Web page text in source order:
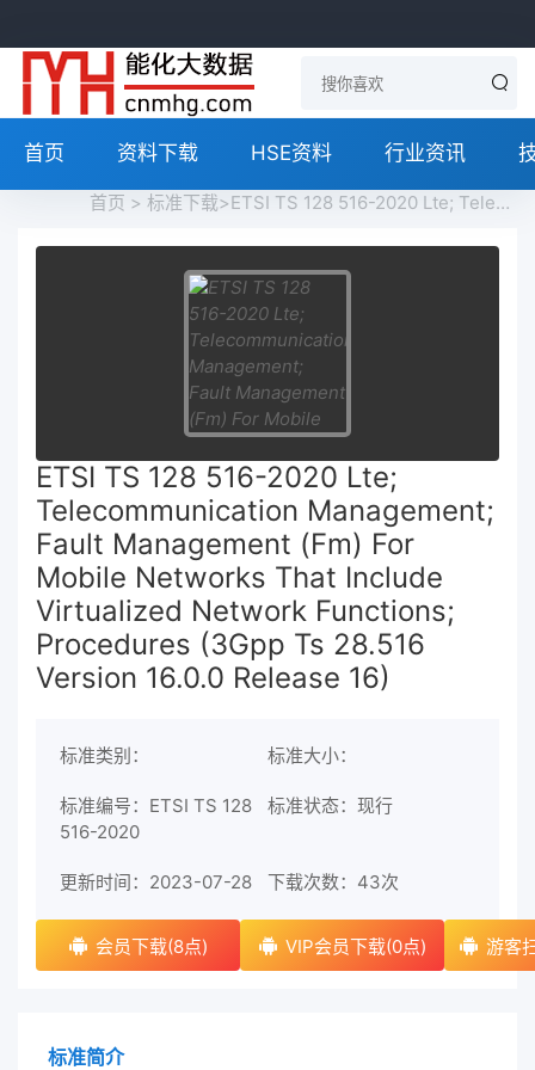
首页 资料下载 HSE资料 行业资讯
首页 > 标准下载>ETSI TS 128 516-2020 Lte; Telecommunication Management; Fault Management (Fm) For Mobile Networks That Include Virtualized Network Functions; Procedures (3Gpp Ts 28.516 Version 16.0.0 Release 16)免费下载
ETSI TS 128 516-2020 Lte;
Telecommunication Management;
Fault Management (Fm) For
Mobile Networks That Include
Virtualized Network Functions;
Procedures (3Gpp Ts 28.516
Version 16.0.0 Release 16)
标准类别： 标准大小：
标准编号：ETSI TS 128
516-2020
标准状态：现行
更新时间：2023-07-28 下载次数： 43次
会员下载(8点) VIP会员下载(0点) 游客
标准简介